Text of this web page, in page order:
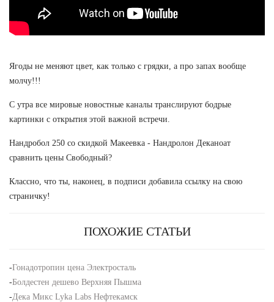
Ягоды не меняют цвет, как только с грядки, а про запах вообще
молчу!!!
С утра все мировые новостные каналы транслируют бодрые
картинки с открытия этой важной встречи.
Нандробол 250 со скидкой Макеевка - Нандролон Деканоат
сравнить цены Свободный?
Классно, что ты, наконец, в подписи добавила ссылку на свою
страничку!
ПОХОЖИЕ СТАТЬИ
-Гонадотропин цена Электросталь
-Болдестен дешево Верхняя Пышма
-Дека Микс Lyka Labs Нефтекамск